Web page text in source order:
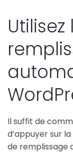
Il suffit de
d’appuyer sur
de remplissage